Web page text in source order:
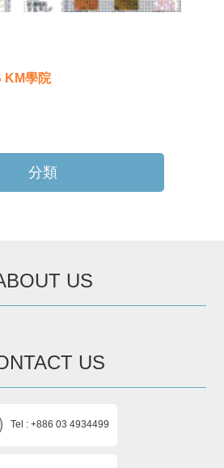
KM學院
分類
US
US
Tel : +886 03 4934499